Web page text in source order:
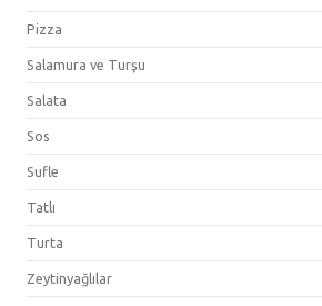
Pizza
Salamura ve Turşu
Salata
Sos
Sufle
Tatlı
Turta
Zeytinyağlılar